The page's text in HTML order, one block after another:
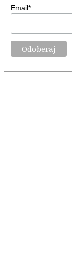
Email*